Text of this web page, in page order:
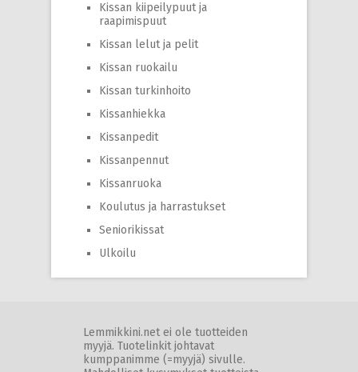
Kissan kiipeilypuut ja
raapimispuut
Kissan lelut ja pelit
Kissan ruokailu
Kissan turkinhoito
Kissanhiekka
Kissanpedit
Kissanpennut
Kissanruoka
Koulutus ja harrastukset
Seniorikissat
Ulkoilu
Lemmikkini.net ei ole tuotteiden
myyjä. Tuotelinkit johtavat
kumppanimme (=myyjä) sivulle.